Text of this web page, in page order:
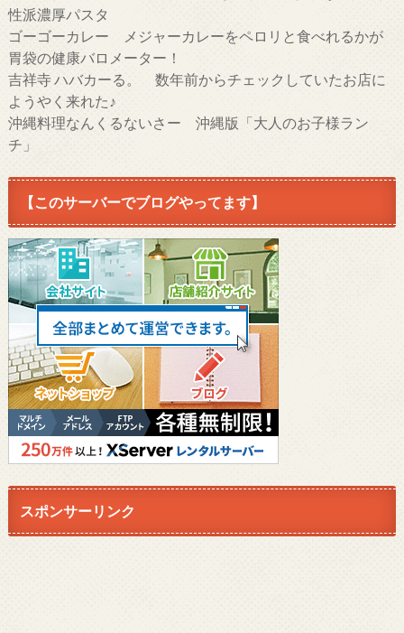
性派濃厚パスタ
ゴーゴーカレー メジャーカレーをペロリと食べれるかが
胃袋の健康バロメーター！
吉祥寺 ハバカーる。 数年前からチェックしていたお店に
ようやく来れた♪
沖縄料理なんくるないさー 沖縄版「大人のお子様ラン
チ」
【このサーバーでブログやってます】
スポンサーリンク